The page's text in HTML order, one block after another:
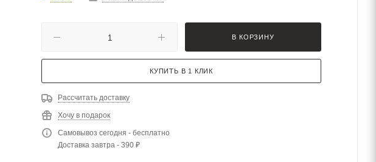
В КОРЗИНУ
КУПИТЬ В 1 КЛИК
Рассчитать доставку
Хочу в подарок
Самовывоз сегодня - бесплатно
Доставка завтра - 390 ₽